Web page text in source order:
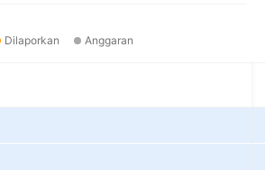
Dilaporkan Anggaran